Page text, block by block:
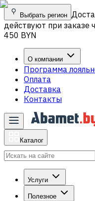
Выбрать регион
действуют при заказе
450 BYN
О компании
Программа
Оплата
Доставка
Контакты
Каталог
Услуги
Полезное